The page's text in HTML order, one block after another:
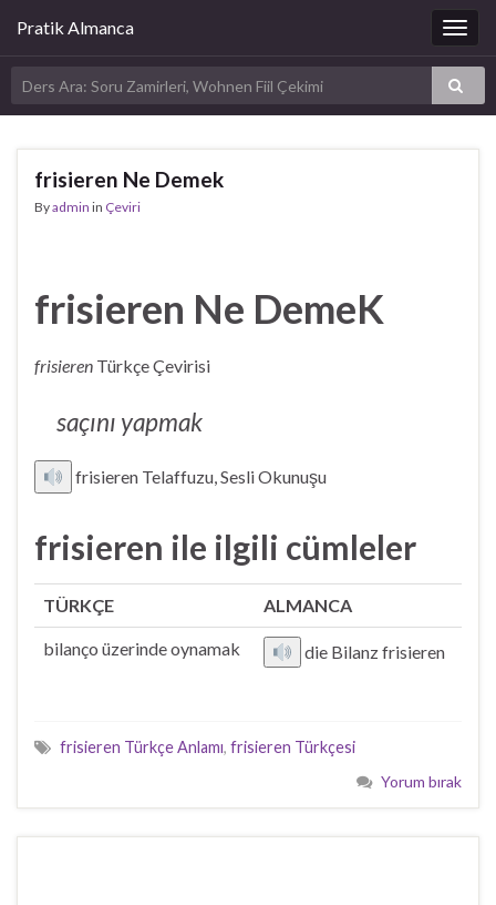
Pratik Almanca
frisieren Ne Demek
Byadmin in Çeviri
frisieren Ne DemeK
frisieren Türkçe Çevirisi
saçını yapmak
frisieren Telaffuzu, Sesli Okunuşu
frisieren ile ilgili cümleler
TÜRKÇE ALMANCA
bilanço üzerinde oynamak die Bilanz frisieren
frisieren Türkçe Anlamı, frisieren Türkçesi
Yorum bırak